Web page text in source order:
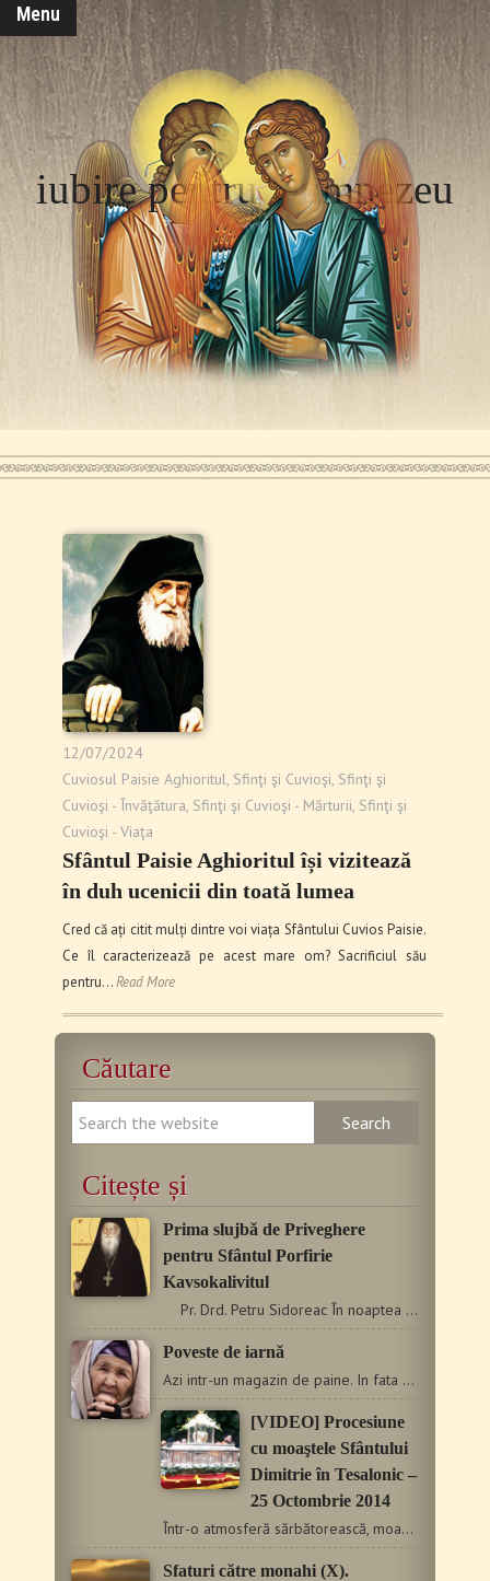
Menu
iubire pentru Dumnezeu
12/07/2024
Cuviosul Paisie Aghioritul Sfinţi şi Cuvioşi Sfinţi şi
Cuvioşi - Învăţătura Sfinţi şi Cuvioşi - Mărturii Sfinţi şi
Cuvioşi - Viaţa
Sfântul Paisie Aghioritul își vizitează
în duh ucenicii din toată lumea
Cred că ați citit mulți dintre voi viața Sfântului Cuvios Paisie.
Ce îl caracterizează pe acest mare om? Sacrificiul său
pentru…Read More
Căutare
Citește și
Prima slujbă de Priveghere
pentru Sfântul Porfirie
Kavsokalivitul
Pr. Drd. Petru Sidoreac În noaptea dintre 1 și 2 decembrie…
Poveste de iarnă
Azi intr-un magazin de paine. In fata mea o batranica imbracata…
[VIDEO] Procesiune
cu moaştele Sfântului
Dimitrie în Tesalonic –
25 Octombrie 2014
Într-o atmosferă sărbătorească, moaştele şi icoana Sfântului…
Sfaturi către monahi (X).